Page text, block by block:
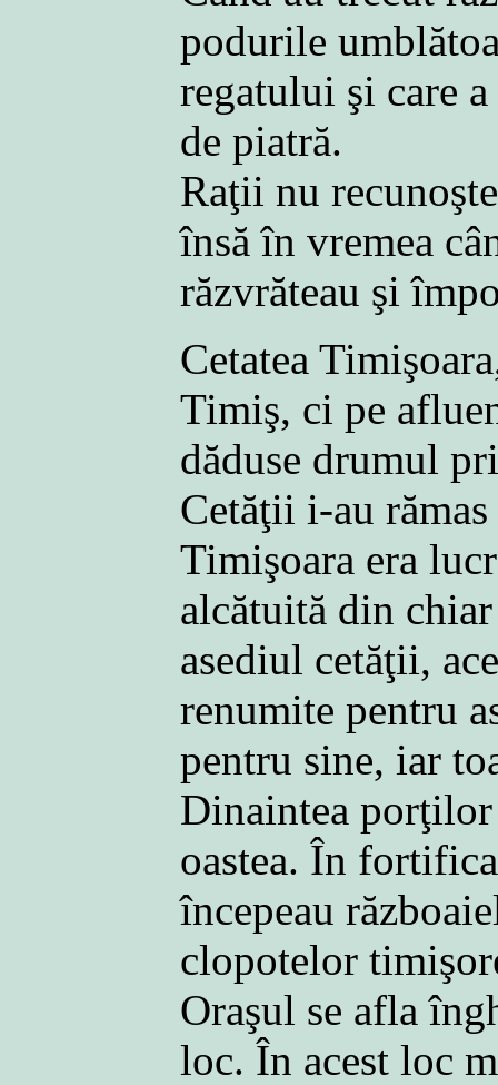
podurile
regatului şi care
de piatră.
Raţii nu
însă în vremea
răzvrăteau şi
Cetatea
Timiş, ci pe
dăduse drumul
Cetăţii i-au
Timişoara era
alcătuită din
asediul cetăţii,
renumite pentru
pentru sine, iar
Dinaintea
oastea. În
începeau
clopotelor
Oraşul se afla
loc. În acest loc